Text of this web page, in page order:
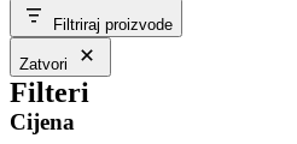
Filtriraj proizvode
Zatvori
Filteri
Cijena